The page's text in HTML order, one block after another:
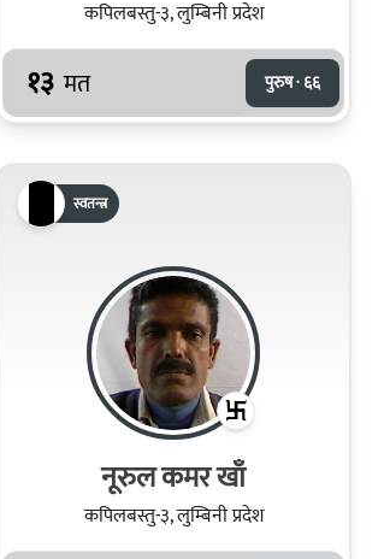
कपिलबस्तु-३, लुम्बिनी प्रदेश
१३ मत पुरुष · ६६
स्वतन्त्र
नूरुल कमर खाँ
कपिलबस्तु-३, लुम्बिनी प्रदेश